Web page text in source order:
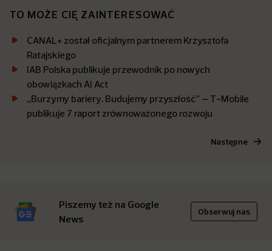
TO MOŻE CIĘ ZAINTERESOWAĆ
CANAL+ został oficjalnym partnerem Krzysztofa
Ratajskiego
IAB Polska publikuje przewodnik po nowych
obowiązkach AI Act
„Burzymy bariery. Budujemy przyszłość” – T-Mobile
publikuje 7 raport zrównoważonego rozwoju
Następne
Piszemy też na Google
News
Obserwuj nas